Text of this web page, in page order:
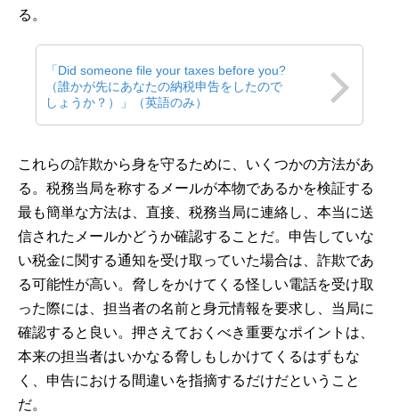
る。
「Did someone file your taxes before you?
（誰かが先にあなたの納税申告をしたので
しょうか？）」（英語のみ）
これらの詐欺から身を守るために、いくつかの方法があ
る。税務当局を称するメールが本物であるかを検証する
最も簡単な方法は、直接、税務当局に連絡し、本当に送
信されたメールかどうか確認することだ。申告していな
い税金に関する通知を受け取っていた場合は、詐欺であ
る可能性が高い。脅しをかけてくる怪しい電話を受け取
った際には、担当者の名前と身元情報を要求し、当局に
確認すると良い。押さえておくべき重要なポイントは、
本来の担当者はいかなる脅しもしかけてくるはずもな
く、申告における間違いを指摘するだけだということ
だ。